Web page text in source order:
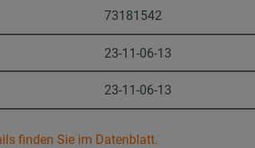
73181542
23-11-06-13
23-11-06-13
finden Sie im Datenblatt.